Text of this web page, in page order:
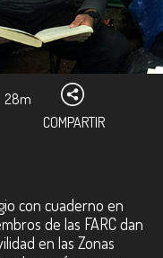
28m
COMPARTIR
con cuaderno en
de las FARC dan
en las Zonas